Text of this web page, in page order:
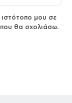
μου σε
θα σχολιάσω.